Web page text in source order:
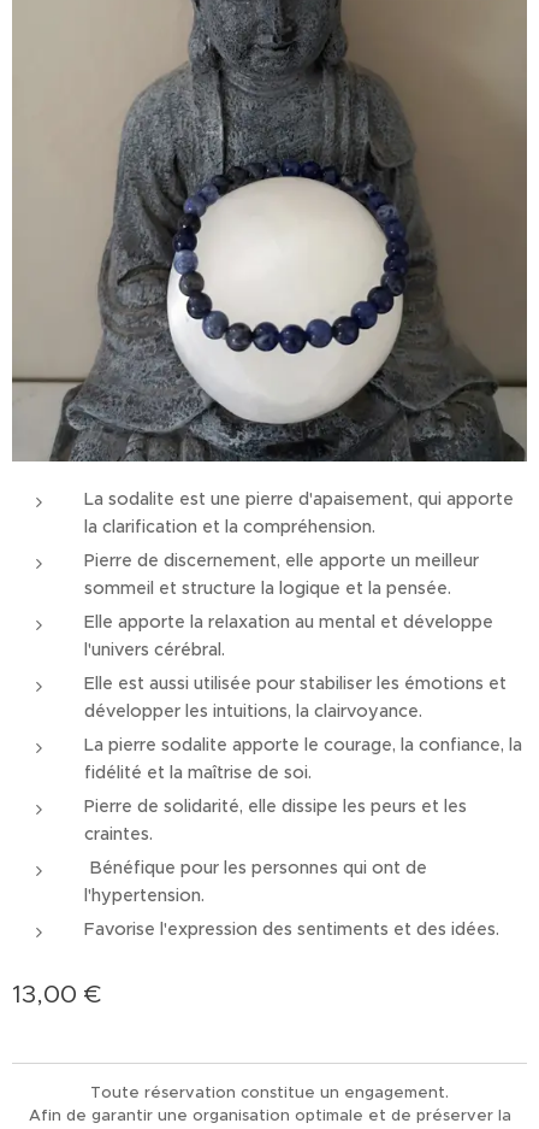
La sodalite est une pierre d'apaisement, qui apporte
la clarification et la compréhension.
Pierre de discernement, elle apporte un meilleur
sommeil et structure la logique et la pensée.
Elle apporte la relaxation au mental et développe
l'univers cérébral.
Elle est aussi utilisée pour stabiliser les émotions et
développer les intuitions, la clairvoyance.
La pierre sodalite apporte le courage, la confiance, la
fidélité et la maîtrise de soi.
Pierre de solidarité, elle dissipe les peurs et les
craintes.
Bénéfique pour les personnes qui ont de
l'hypertension.
Favorise l'expression des sentiments et des idées.
13,00 €
Toute réservation constitue un engagement.
Afin de garantir une organisation optimale et de préserver la